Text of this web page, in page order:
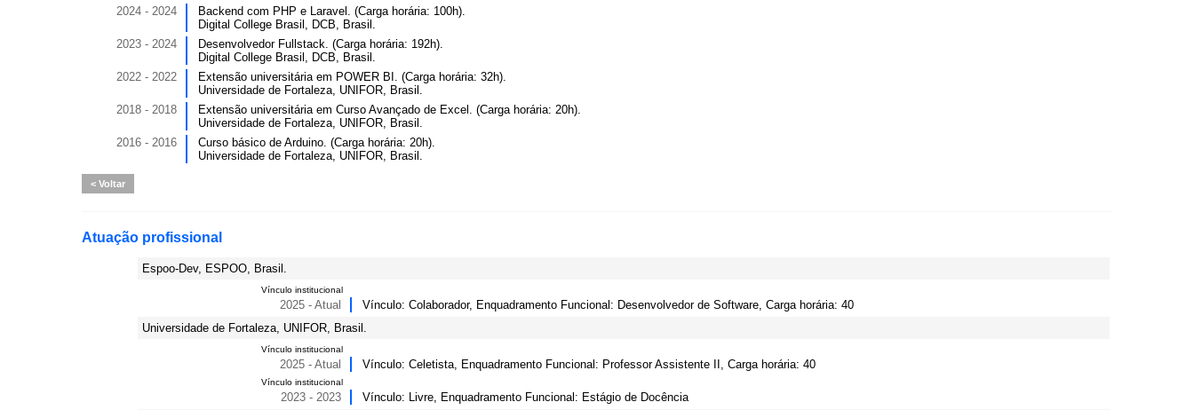
2024 - 2024
Backend com PHP e Laravel. (Carga horária: 100h).
Digital College Brasil, DCB, Brasil.
2023 - 2024
Desenvolvedor Fullstack. (Carga horária: 192h).
Digital College Brasil, DCB, Brasil.
2022 - 2022
Extensão universitária em POWER BI. (Carga horária: 32h).
Universidade de Fortaleza, UNIFOR, Brasil.
2018 - 2018
Extensão universitária em Curso Avançado de Excel. (Carga horária: 20h).
Universidade de Fortaleza, UNIFOR, Brasil.
2016 - 2016
Curso básico de Arduino. (Carga horária: 20h).
Universidade de Fortaleza, UNIFOR, Brasil.
Voltar
Atuação profissional
Espoo-Dev, ESPOO, Brasil.
Vínculo institucional
2025 - Atual
Vínculo: Colaborador, Enquadramento Funcional: Desenvolvedor de Software, Carga horária: 40
Universidade de Fortaleza, UNIFOR, Brasil.
Vínculo institucional
2025 - Atual Vínculo: Celetista, Enquadramento Funcional: Professor Assistente II, Carga horária: 40
Vínculo institucional
2023 - 2023
Vínculo: Livre, Enquadramento Funcional: Estágio de Docência